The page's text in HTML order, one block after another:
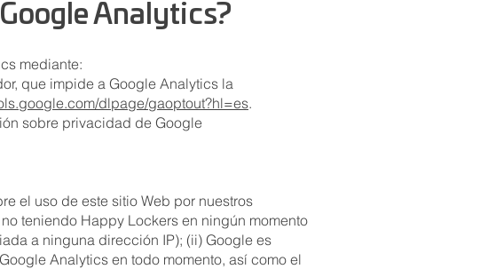
Analytics?
mediante:
que impide a Google Analytics la
dlpage/gaoptout?hl=es.
sobre privacidad de Google
el uso de este sitio Web por nuestros
teniendo Happy Lockers en ningún momento
a ninguna dirección IP); (ii) Google es
Analytics en todo momento, así como el